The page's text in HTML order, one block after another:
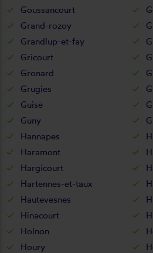
Goussancourt
Grand-rozoy
Grandlup-et-fay
Gricourt
Gronard
Grugies
Guise
Guny
Hannapes
Haramont
Hargicourt
Hartennes-et-taux
Hautevesnes
Hinacourt
Holnon
Houry